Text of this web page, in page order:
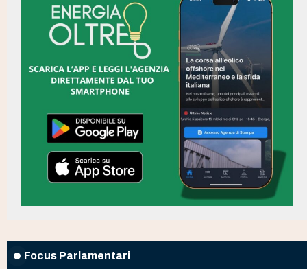
Focus Parlamentari